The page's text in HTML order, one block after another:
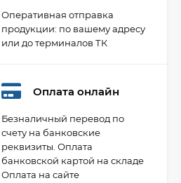
Оперативная отправка
продукции: по вашему адресу
или до терминалов ТК
Оплата онлайн
Безналичный перевод по
счету на банковские
реквизиты. Оплата
банковской картой на складе
Оплата на сайте
Фланец плоский 50-
10-01-1-B-Ст.20-IV
ГОСТ 33259-2015 ВФЗ